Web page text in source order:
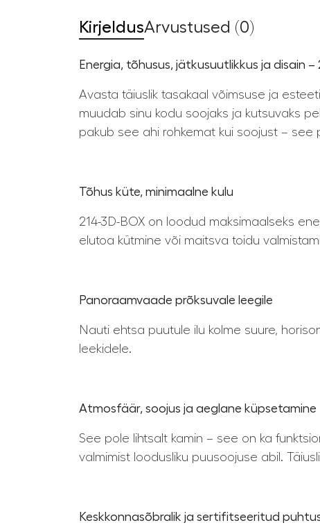
KirjeldusArvustused (0)
Energia, tõhusus, jätkusuutlikkus ja disain
Avasta täiuslik tasakaal võimsuse ja
muudab sinu kodu soojaks ja kutsuvaks
pakub see ahi rohkemat kui soojust – see
Tõhus küte, minimaalne kulu
214-3D-BOX on loodud maksimaalseks
elutoa kütmine või maitsva toidu
Panoraamvaade prõksuvale leegile
Nauti ehtsa puutule ilu kolme suure,
leekidele.
Atmosfäär, soojus ja aeglane küpsetamine
See pole lihtsalt kamin – see on ka
valmimist loodusliku puusoojuse abil.
Keskkonnasõbralik ja sertifitseeritud